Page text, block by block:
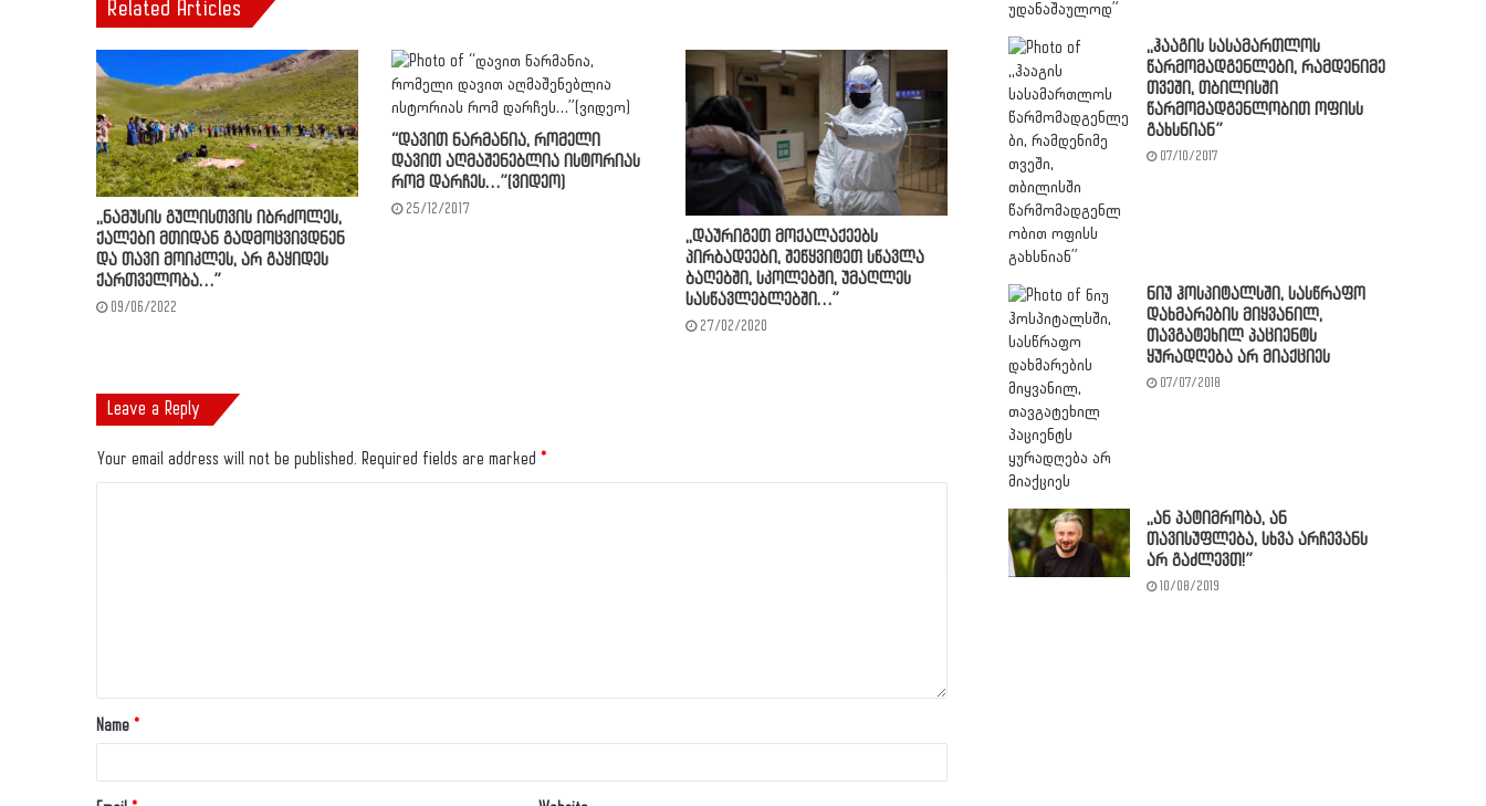
Related Articles
,,ნამუსის გულისთვის იბრძოლეს,
ქალები მთიდან გადმოცვივდნენ
და თავი მოიკლეს, არ გაყიდეს
ქართველობა…”
09/06/2022
“დავით ნარმანია, რომელი
დავით აღმაშენებლია ისტორიას
რომ დარჩეს…”(ვიდეო)
25/12/2017
,,დაურიგეთ მოქალაქეებს
პირბადეები, შეწყვიტეთ სწავლა
ბაღებში, სკოლებში, უმაღლეს
სასწავლებლებში…”
27/02/2020
Leave a Reply
Your email address will not be published. Required fields are marked *
Name *
,,ჰააგის სასამართლოს
წარმომადგენლები, რამდენიმე
თვეში, თბილისში
წარმომადგენლობით ოფისს
გახსნიან”
07/10/2017
ნიუ ჰოსპიტალსში, სასწრაფო
დახმარების მიყვანილ,
თავგატეხილ პაციენტს
ყურადღება არ მიაქციეს
07/07/2018
,,ან პატიმრობა, ან
თავისუფლება, სხვა არჩევანს
არ გაძლევთ!”
10/08/2019